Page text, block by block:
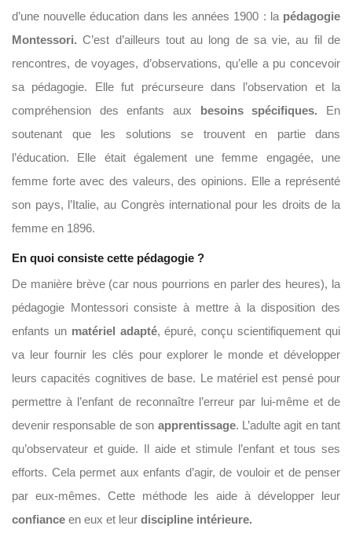
d’une nouvelle éducation dans les années 1900 : la pédagogie
Montessori. C’est d’ailleurs tout au long de sa vie, au fil de
rencontres, de voyages, d’observations, qu’elle a pu concevoir
sa pédagogie. Elle fut précurseure dans l’observation et la
compréhension des enfants aux besoins spécifiques. En
soutenant que les solutions se trouvent en partie dans
l’éducation. Elle était également une femme engagée, une
femme forte avec des valeurs, des opinions. Elle a représenté
son pays, l’Italie, au Congrès international pour les droits de la
femme en 1896.
En quoi consiste cette pédagogie ?
De manière brève (car nous pourrions en parler des heures), la
pédagogie Montessori consiste à mettre à la disposition des
enfants un matériel adapté, épuré, conçu scientifiquement qui
va leur fournir les clés pour explorer le monde et développer
leurs capacités cognitives de base. Le matériel est pensé pour
permettre à l’enfant de reconnaître l’erreur par lui-même et de
devenir responsable de son apprentissage. L’adulte agit en tant
qu’observateur et guide. Il aide et stimule l’enfant et tous ses
efforts. Cela permet aux enfants d’agir, de vouloir et de penser
par eux-mêmes. Cette méthode les aide à développer leur
confiance en eux et leur discipline intérieure.